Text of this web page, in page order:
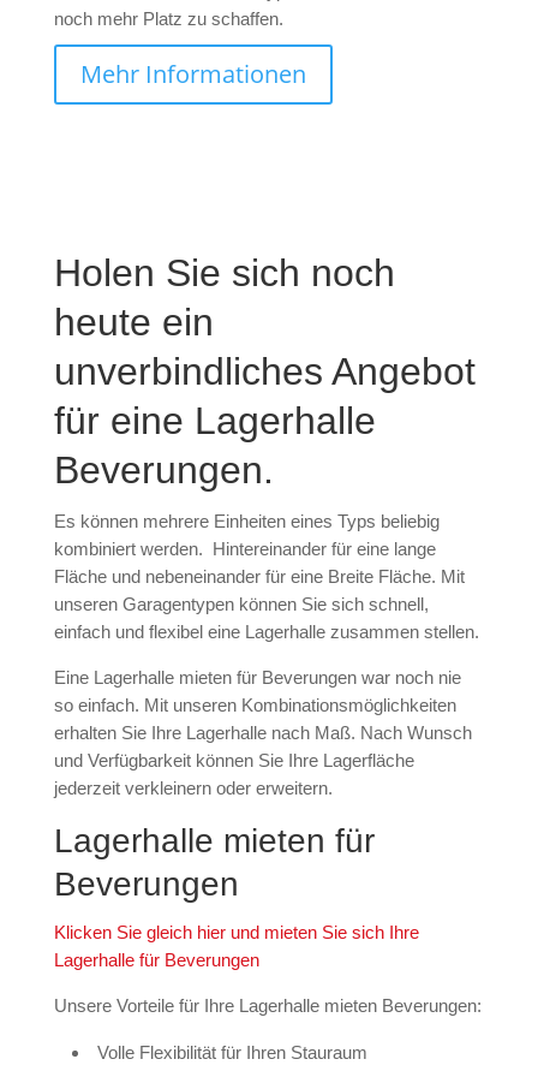
noch mehr Platz zu schaffen.
Mehr Informationen
Holen Sie sich noch
heute ein
unverbindliches Angebot
für eine Lagerhalle
Beverungen.
Es können mehrere Einheiten eines Typs beliebig
kombiniert werden. Hintereinander für eine lange
Fläche und nebeneinander für eine Breite Fläche. Mit
unseren Garagentypen können Sie sich schnell,
einfach und flexibel eine Lagerhalle zusammen stellen.
Eine Lagerhalle mieten für Beverungen war noch nie
so einfach. Mit unseren Kombinationsmöglichkeiten
erhalten Sie Ihre Lagerhalle nach Maß. Nach Wunsch
und Verfügbarkeit können Sie Ihre Lagerfläche
jederzeit verkleinern oder erweitern.
Lagerhalle mieten für
Beverungen
Klicken Sie gleich hier und mieten Sie sich Ihre
Lagerhalle für Beverungen
Unsere Vorteile für Ihre Lagerhalle mieten Beverungen:
Volle Flexibilität für Ihren Stauraum